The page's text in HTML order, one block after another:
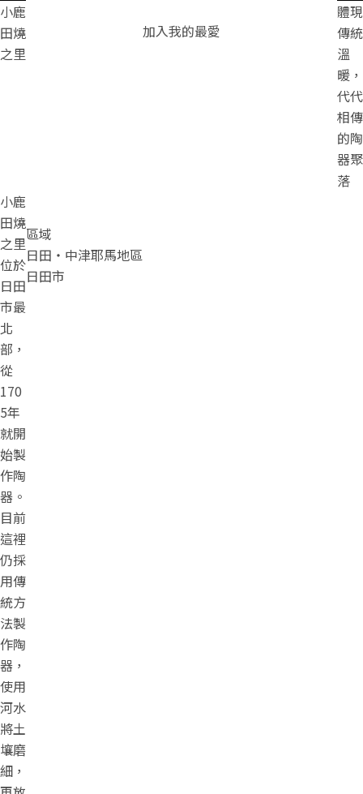
小鹿
田燒
之里
加入我的最愛
體現
傳統
溫
暖，
代代
相傳
的陶
器聚
落
小鹿
田燒
之里
位於
日田
市最
北
部，
從
170
5年
就開
始製
作陶
器。
目前
這裡
仍採
用傳
統方
法製
作陶
器，
使用
河水
將土
壤磨
細，
區域
日田・中津耶馬地區
日田市